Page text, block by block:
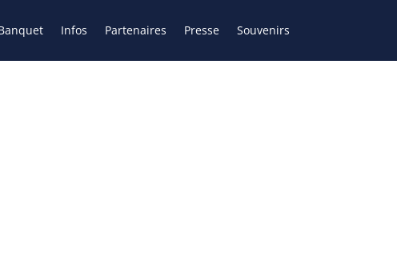
Infos Partenaires Presse Souvenirs